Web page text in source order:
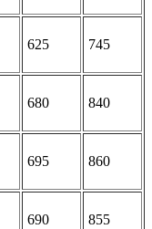
625 745
680 840
695 860
690 855